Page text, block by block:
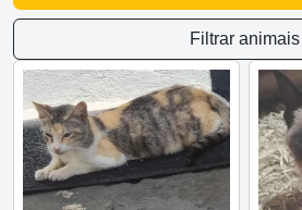
Filtrar animais